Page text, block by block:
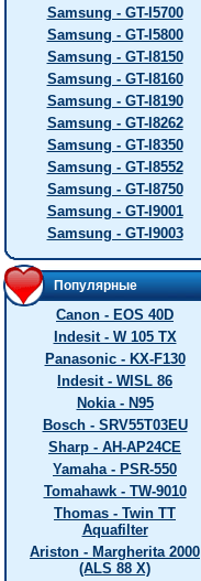
Samsung - GT-I5700
Samsung - GT-I5800
Samsung - GT-I8150
Samsung - GT-I8160
Samsung - GT-I8190
Samsung - GT-I8262
Samsung - GT-I8350
Samsung - GT-I8552
Samsung - GT-I8750
Samsung - GT-I9001
Samsung - GT-I9003
Популярные
Canon - EOS 40D
Indesit - W 105 TX
Panasonic - KX-F130
Indesit - WISL 86
Nokia - N95
Bosch - SRV55T03EU
Sharp - AH-AP24CE
Yamaha - PSR-550
Tomahawk - TW-9010
Thomas - Twin TT
Aquafilter
Ariston - Margherita 2000
(ALS 88 X)